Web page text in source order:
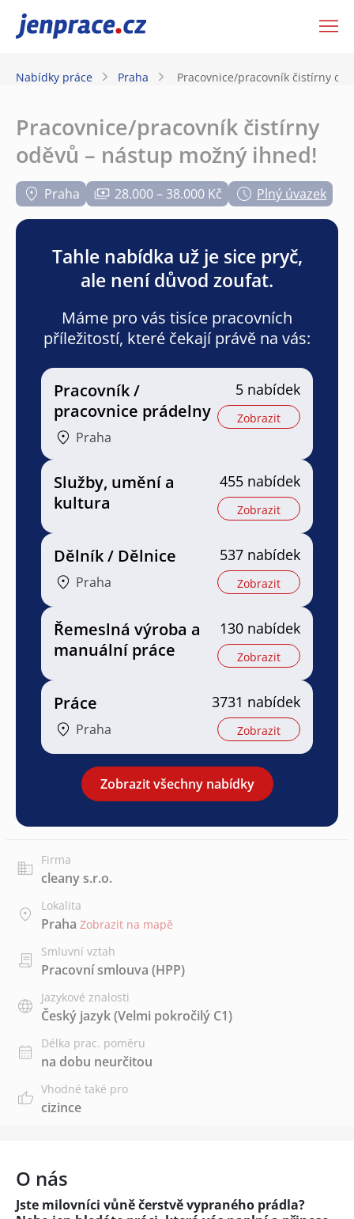
JenPráce.cz
Nabídky práce Praha Pracovnice/pracovník čistírny
Pracovnice/pracovník čistírny
oděvů – nástup možný ihned!
Praha 28.000 – 38.000 Kč Plný úvazek
Tahle nabídka už je sice pryč,
ale není důvod zoufat.
Máme pro vás tisíce pracovních
příležitostí, které čekají právě na vás:
Pracovník /
pracovnice prádelny
Praha
5 nabídek
Zobrazit
Služby, umění a
kultura
455 nabídek
Zobrazit
Dělník / Dělnice
Praha
537 nabídek
Zobrazit
Řemeslná výroba a
manuální práce
130 nabídek
Zobrazit
Práce
Praha
3731 nabídek
Zobrazit
Zobrazit všechny nabídky
Firma
cleany s.r.o.
Lokalita
Praha Zobrazit na mapě
Smluvní vztah
Pracovní smlouva (HPP)
Jazykové znalosti
Český jazyk(Velmi pokročilý C1)
Délka prac. poměru
na dobu neurčitou
Vhodné také pro
cizince
O nás
Jste milovníci vůně čerstvě vypraného prádla?